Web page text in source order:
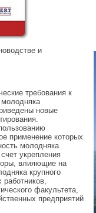
и
требования к
новые
применение которых
молодняка
укрепления
влияющие на
крупного
работников,
факультета,
предприятий